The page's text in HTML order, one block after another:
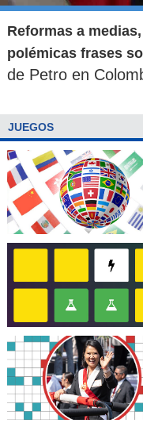
Reformas a
polémicas frases
de Petro en
JUEGOS